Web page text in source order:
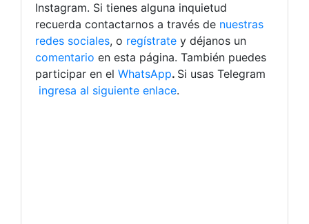
Instagram. Si tienes alguna inquietud
recuerda contactarnos a través de nuestras
redes sociales, o regístrate y déjanos un
comentario en esta página. También puedes
participar en el WhatsApp. Si usas Telegram
ingresa al siguiente enlace.